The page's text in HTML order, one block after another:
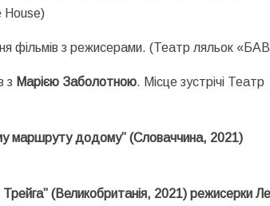
House)
фільмів з режисерами. (Театр ляльок
з Марією Заболотною. Місце зустрічі Театр
маршруту додому” (Словаччина, 2021)
(Великобританія, 2021) режисерки